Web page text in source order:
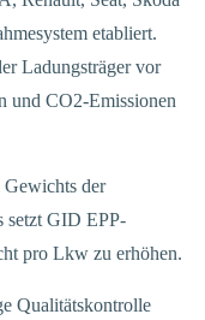
etabliert.
Ladungsträger vor
und CO2-Emissionen
Gewichts der
setzt GID EPP-
pro Lkw zu erhöhen.
Qualitätskontrolle